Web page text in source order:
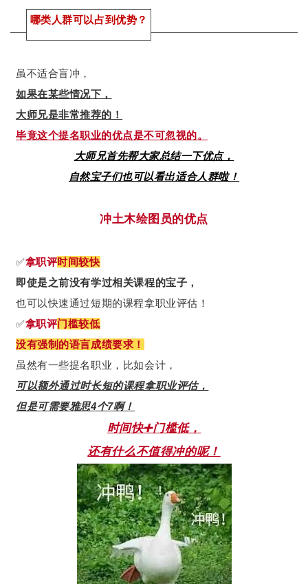
哪类人群可以占到优势？
虽不适合盲冲，
如果在某些情况下，
大师兄是非常推荐的！
毕竟这个提名职业的优点是不可忽视的。
大师兄首先帮大家总结一下优点，
自然宝子们也可以看出适合人群啦！
冲土木绘图员的优点
✅拿职评时间较快
即使是之前没有学过相关课程的宝子，
也可以快速通过短期的课程拿职业评估！
✅拿职评门槛较低
没有强制的语言成绩要求！
虽然有一些提名职业，比如会计，
可以额外通过时长短的课程拿职业评估，
但是可需要雅思4个7啊！
时间快➕门槛低，
还有什么不值得冲的呢！